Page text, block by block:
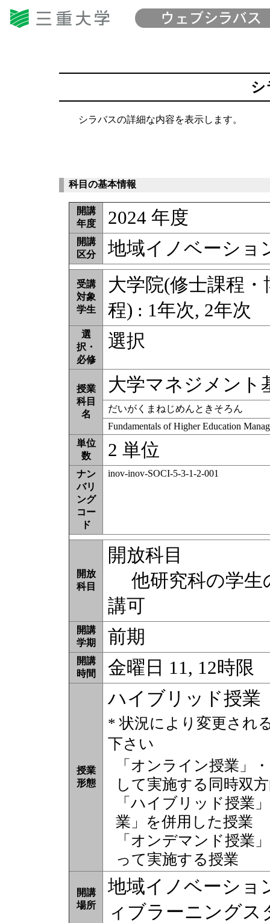
シ
シラバスの詳細な内容を表示します。
科目の基本情報
開講
年度
2024 年度
開講
区分
地域イノベーショ
受講
対象
学生
大学院(修士課程
程) : 1年次, 2年次
選
択・
必修
選択
授業
科目
名
大学マネジメント
だいがくまねじめんときそろん
Fundamentals of Higher Education
単位
数
2 単位
ナン
バリ
ング
コー
ド
inov-inov-SOCI-5-3-1-2-001
開放
科目
開放科目
他研究科の学生
講可
開講
学期
前期
開講
時間
金曜日 11, 12時限
授業
形態
ハイブリッド授業
* 状況により変更され
下さい
「オンライン授業」
して実施する同時双
「ハイブリッド授業
業」を併用した授業
「オンデマンド授業
って実施する授業
開講
場所
地域イノベーショ
ィブラーニングス